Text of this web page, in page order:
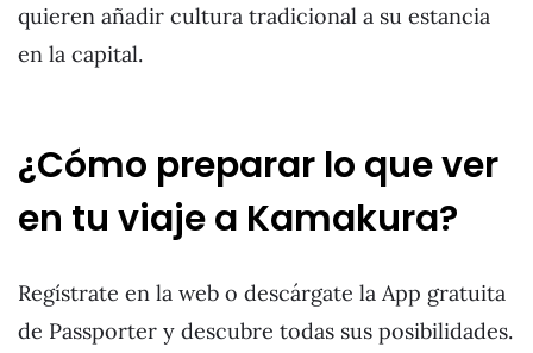
quieren añadir cultura tradicional a su estancia
en la capital.
¿Cómo preparar lo que ver
en tu viaje a Kamakura?
Regístrate en la web o descárgate la App gratuita
de Passporter y descubre todas sus posibilidades.